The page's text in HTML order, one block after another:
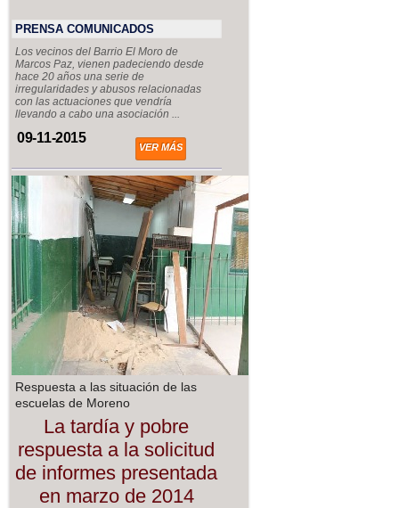
PRENSA COMUNICADOS
Los vecinos del Barrio El Moro de
Marcos Paz, vienen padeciendo desde
hace 20 años una serie de
irregularidades y abusos relacionadas
con las actuaciones que vendría
llevando a cabo una asociación ...
09-11-2015
VER MÁS
Respuesta a las situación de las
escuelas de Moreno
La tardía y pobre
respuesta a la solicitud
de informes presentada
en marzo de 2014